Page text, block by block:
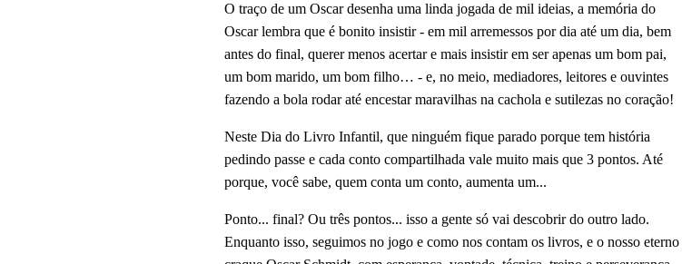
O traço de um Oscar desenha uma linda jogada de mil ideias, a memória do
Oscar lembra que é bonito insistir - em mil arremessos por dia até um dia, bem
antes do final, querer menos acertar e mais insistir em ser apenas um bom pai,
um bom marido, um bom filho… - e, no meio, mediadores, leitores e ouvintes
fazendo a bola rodar até encestar maravilhas na cachola e sutilezas no coração!
Neste Dia do Livro Infantil, que ninguém fique parado porque tem história
pedindo passe e cada conto compartilhada vale muito mais que 3 pontos. Até
porque, você sabe, quem conta um conto, aumenta um...
Ponto... final? Ou três pontos... isso a gente só vai descobrir do outro lado.
Enquanto isso, seguimos no jogo e como nos contam os livros, e o nosso eterno